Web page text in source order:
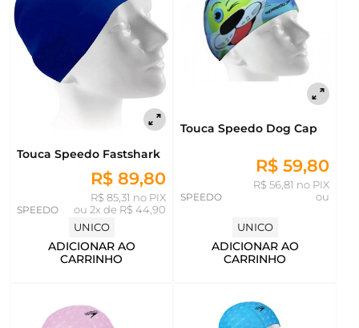
Touca Speedo Fastshark
R$ 89,80
R$ 85,31 no PIX
ou 2x de R$ 44,90
SPEEDO
UNICO
ADICIONAR AO
CARRINHO
Touca Speedo Dog Cap
R$ 59,80
R$ 56,81 no PIX
ou
SPEEDO
UNICO
ADICIONAR AO
CARRINHO